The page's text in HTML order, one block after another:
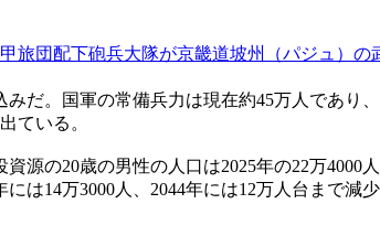
旅団配下砲兵大隊が京畿道坡州（パジュ）
だ。国軍の常備兵力は現在約45万人であり
ている。
の20歳の男性の人口は2025年の22万4000
は14万3000人、2044年には12万人台まで減